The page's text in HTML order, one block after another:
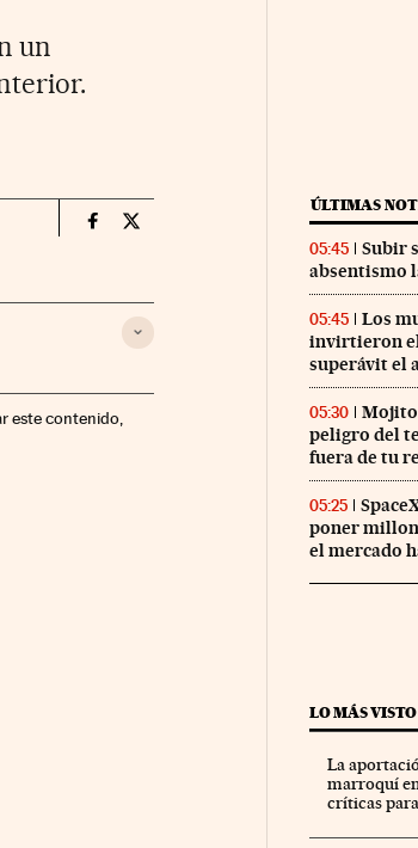
un
Companias Cinco Días en Facebook
Companias Cinco Días en Twitter
este contenido,
ÚLTIMAS
05:45
Subir
absentismo
05:45
Los
invirtieron
superávit el
05:30
peligro del
fuera de tu
05:25
poner
el mercado
LO MÁS VISTO
La
marroquí en
críticas